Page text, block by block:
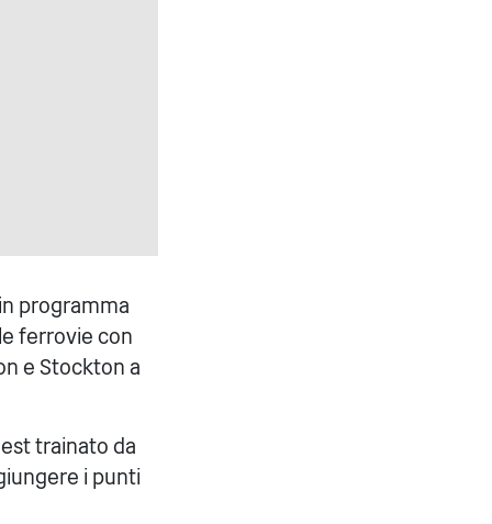
programma
ferrovie con
e Stockton a
trainato da
i punti